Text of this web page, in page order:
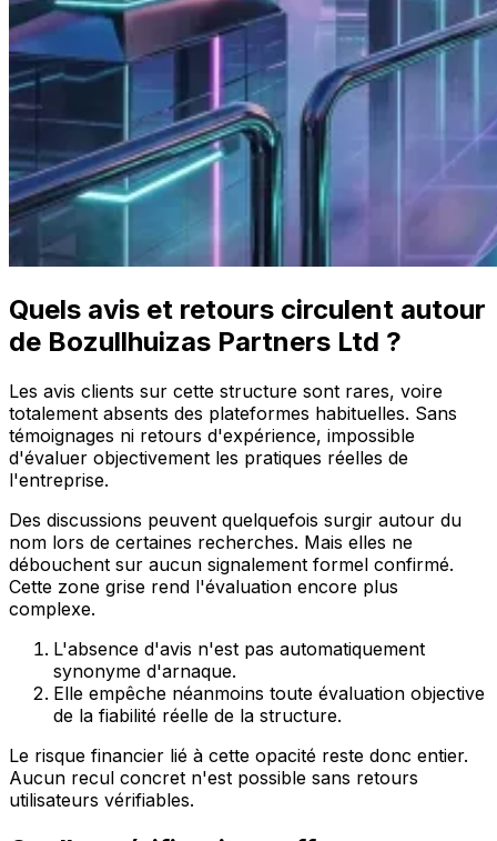
Quels avis et retours circulent autour
de Bozullhuizas Partners Ltd ?
Les avis clients sur cette structure sont rares, voire
totalement absents des plateformes habituelles. Sans
témoignages ni retours d'expérience, impossible
d'évaluer objectivement les pratiques réelles de
l'entreprise.
Des discussions peuvent quelquefois surgir autour du
nom lors de certaines recherches. Mais elles ne
débouchent sur aucun signalement formel confirmé.
Cette zone grise rend l'évaluation encore plus
complexe.
L'absence d'avis n'est pas automatiquement
synonyme d'arnaque.
Elle empêche néanmoins toute évaluation objective
de la fiabilité réelle de la structure.
Le risque financier lié à cette opacité reste donc entier.
Aucun recul concret n'est possible sans retours
utilisateurs vérifiables.